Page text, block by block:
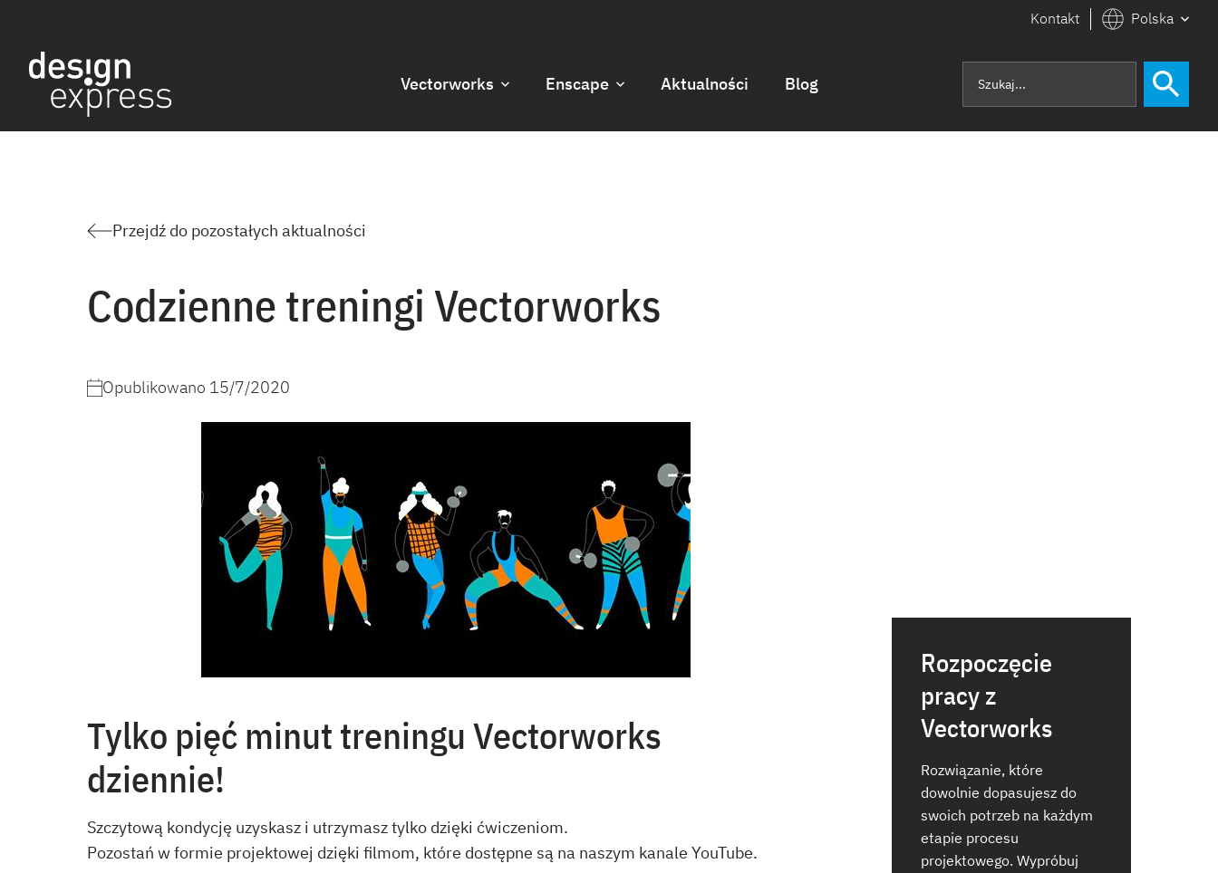
Kontakt Polska
Vectorworks Enscape Aktualności Blog
Przejdź do pozostałych aktualności
Codzienne treningi Vectorworks
Opublikowano 15/7/2020
Tylko pięć minut treningu Vectorworks
dziennie!
Szczytową kondycję uzyskasz i utrzymasz tylko dzięki ćwiczeniom.
Pozostań w formie projektowej dzięki filmom, które dostępne są na naszym kanale YouTube.
Rozpoczęcie
pracy z
Vectorworks
Rozwiązanie, które
dowolnie dopasujesz do
swoich potrzeb na każdym
etapie procesu
projektowego. Wypróbuj